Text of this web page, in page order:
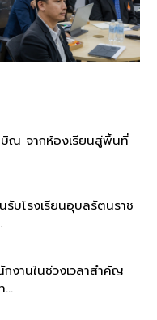
ณ จากห้องเรียนสู่พื้นที่
บโรงเรียนอุบลรัตนราช
งานในช่วงเวลาสำคัญ